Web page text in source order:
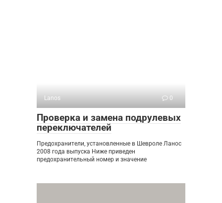
Lanos 0
Проверка и замена подрулевых
переключателей
Предохранители, установленные в Шевроле Ланос
2008 года выпуска Ниже приведен
предохранительный номер и значение